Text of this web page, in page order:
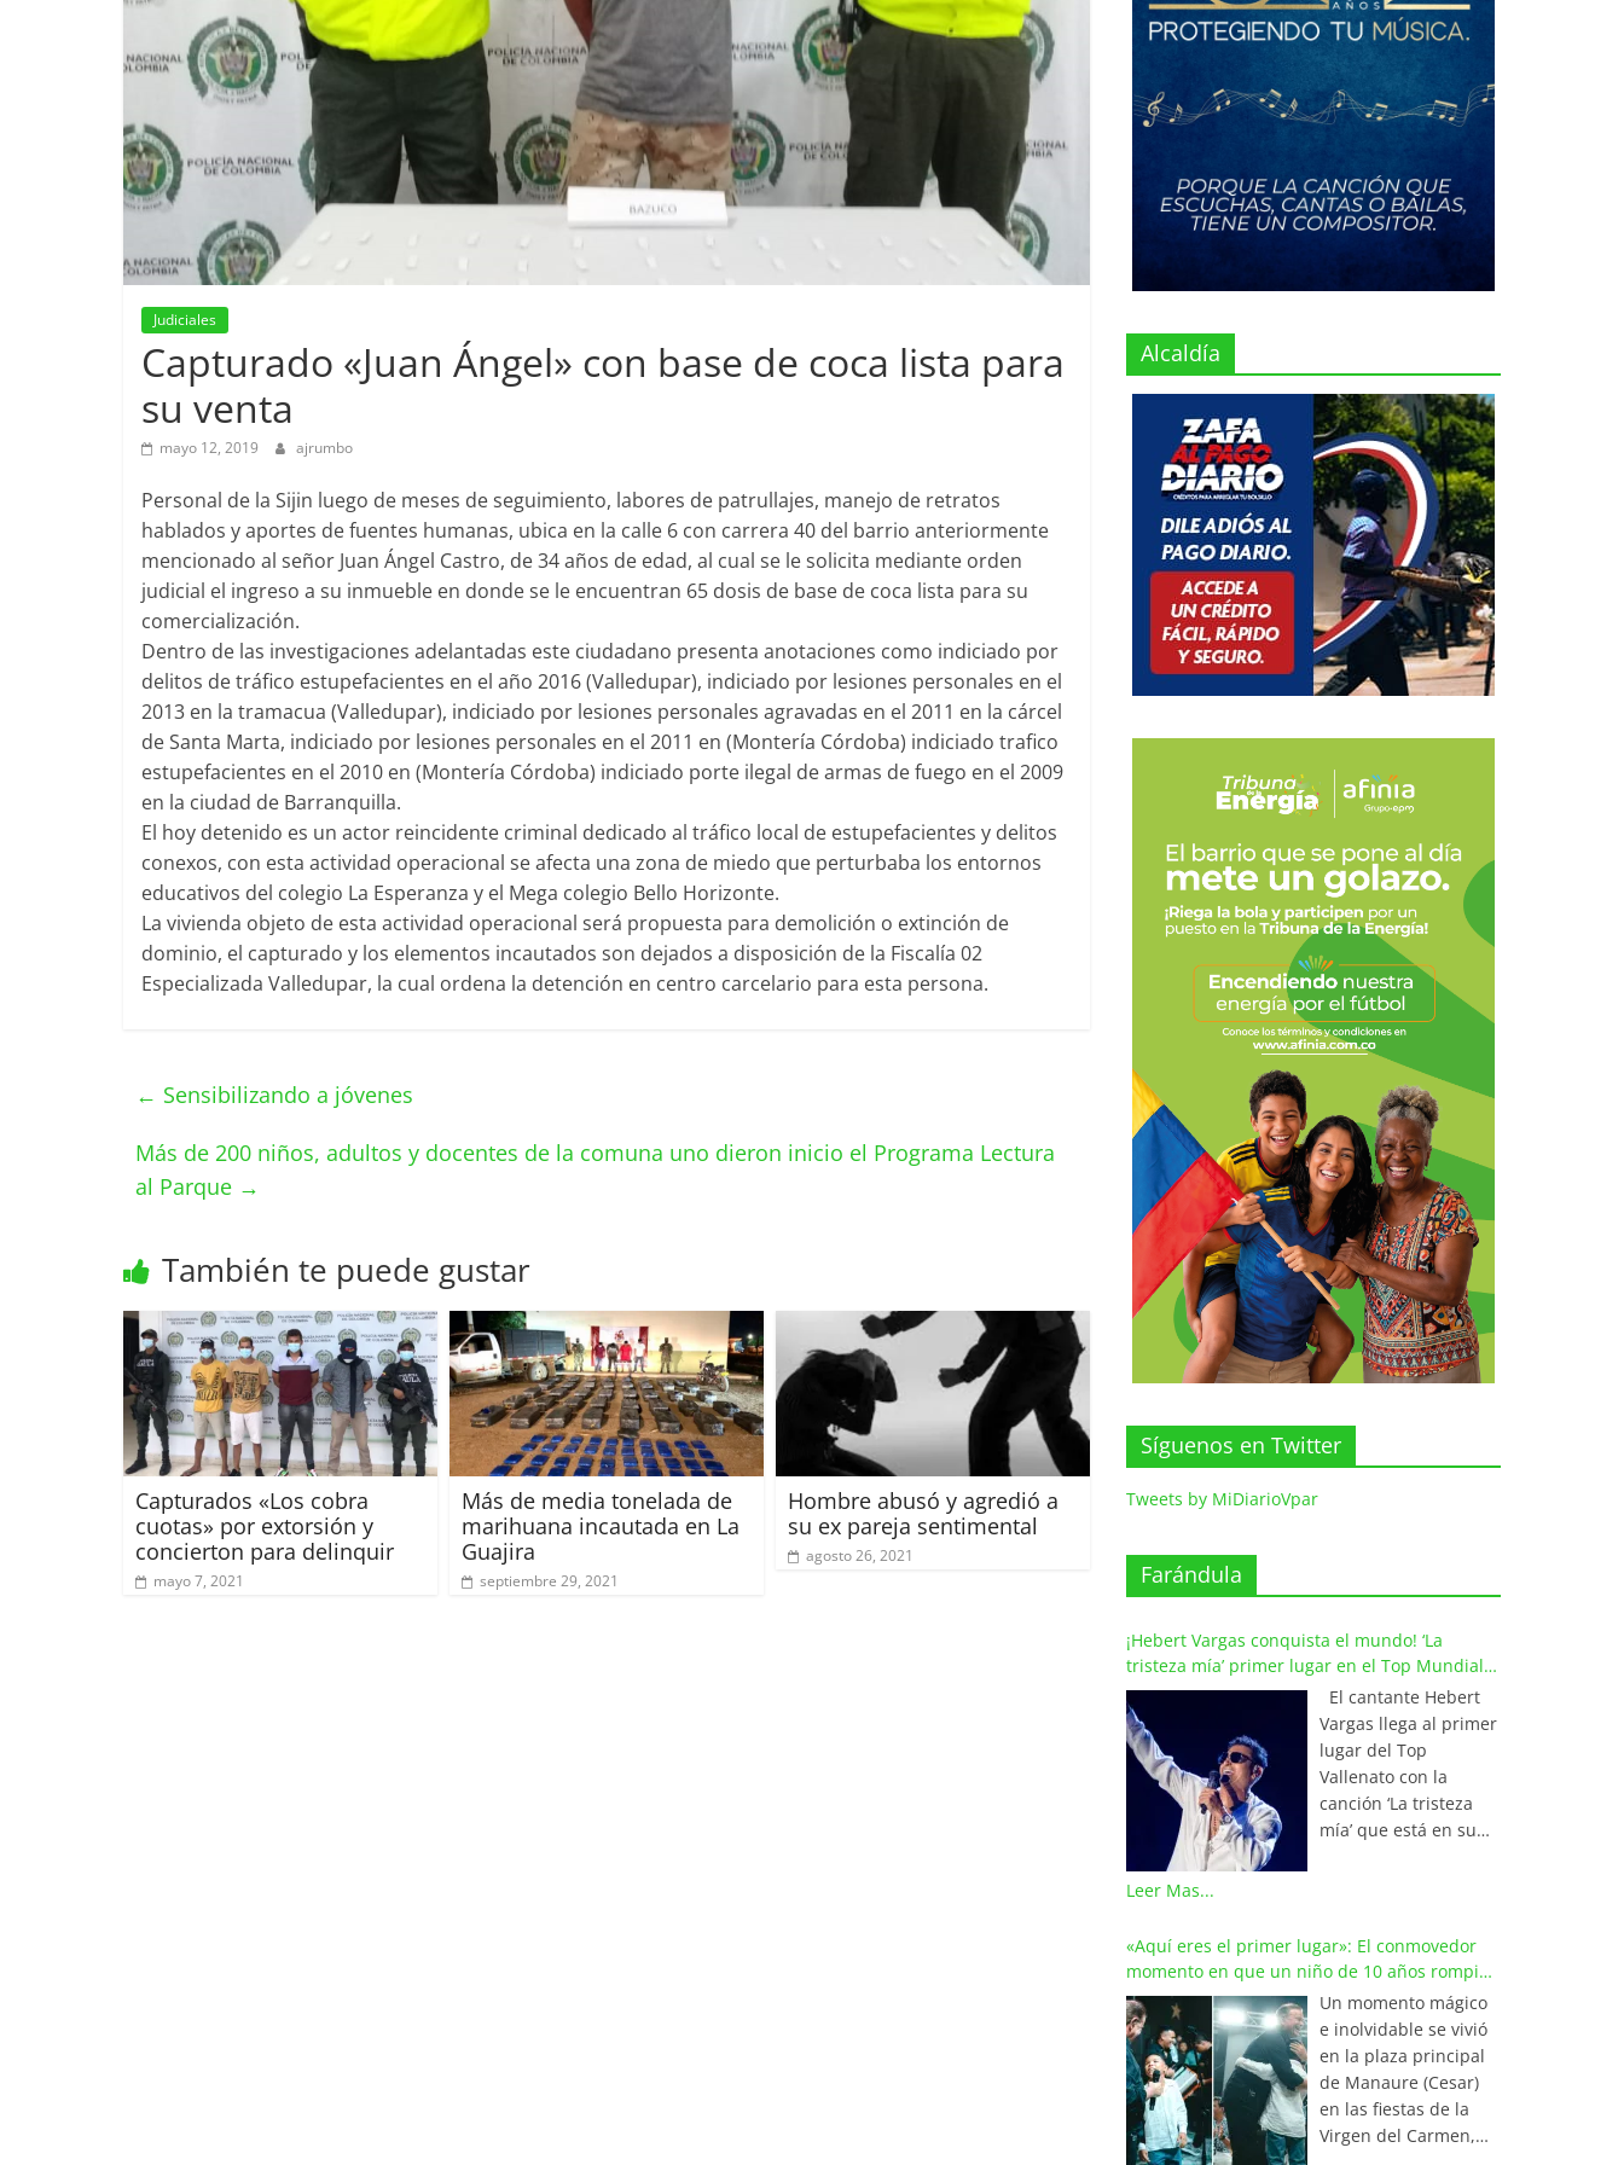
Judiciales
Capturado «Juan Ángel» con base de coca lista para
su venta
mayo 12, 2019 ajrumbo
Personal de la Sijin luego de meses de seguimiento, labores de patrullajes, manejo de retratos
hablados y aportes de fuentes humanas, ubica en la calle 6 con carrera 40 del barrio anteriormente
mencionado al señor Juan Ángel Castro, de 34 años de edad, al cual se le solicita mediante orden
judicial el ingreso a su inmueble en donde se le encuentran 65 dosis de base de coca lista para su
comercialización.
Dentro de las investigaciones adelantadas este ciudadano presenta anotaciones como indiciado por
delitos de tráfico estupefacientes en el año 2016 (Valledupar), indiciado por lesiones personales en el
2013 en la tramacua (Valledupar), indiciado por lesiones personales agravadas en el 2011 en la cárcel
de Santa Marta, indiciado por lesiones personales en el 2011 en (Montería Córdoba) indiciado trafico
estupefacientes en el 2010 en (Montería Córdoba) indiciado porte ilegal de armas de fuego en el 2009
en la ciudad de Barranquilla.
El hoy detenido es un actor reincidente criminal dedicado al tráfico local de estupefacientes y delitos
conexos, con esta actividad operacional se afecta una zona de miedo que perturbaba los entornos
educativos del colegio La Esperanza y el Mega colegio Bello Horizonte.
La vivienda objeto de esta actividad operacional será propuesta para demolición o extinción de
dominio, el capturado y los elementos incautados son dejados a disposición de la Fiscalía 02
Especializada Valledupar, la cual ordena la detención en centro carcelario para esta persona.
← Sensibilizando a jóvenes
Más de 200 niños, adultos y docentes de la comuna uno dieron inicio el Programa Lectura
al Parque →
También te puede gustar
Capturados «Los cobra
cuotas» por extorsión y
concierton para delinquir
mayo 7, 2021
Más de media tonelada de
marihuana incautada en La
Guajira
septiembre 29, 2021
Hombre abusó y agredió a
su ex pareja sentimental
agosto 26, 2021
Alcaldía
Síguenos en Twitter
Tweets by MiDiarioVpar
Farándula
¡Hebert Vargas conquista el mundo! ‘La
tristeza mía’ primer lugar en el Top Mundial
del Vallenato
El cantante Hebert
Vargas llega al primer
lugar del Top
Vallenato con la
canción ‘La tristeza
mía’ que está en su
de los listados
musicales en
Colombia y países de
América y Europa.
Esta emotiva
composición del
maestro Wilfran
Castillo se posicionó
en el primer lugar de
Leer Mas...
«Aquí eres el primer lugar»: El conmovedor
momento en que un niño de 10 años rompió
en llanto al cantar con Iván Villazón
Un momento mágico
e inolvidable se vivió
en la plaza principal
de Manaure (Cesar)
en las fiestas de la
Virgen del Carmen,